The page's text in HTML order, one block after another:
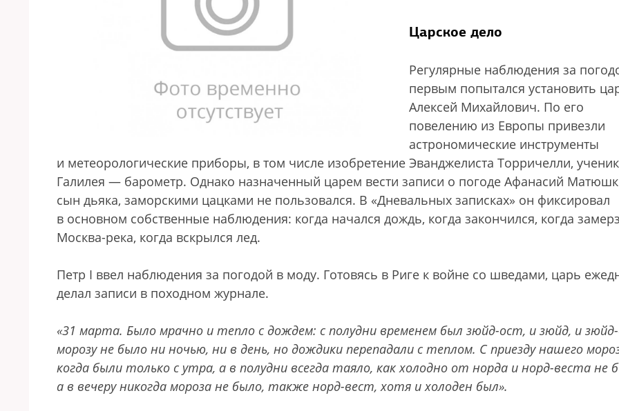
Царское дело
Регулярные наблюдения за
первым попытался установить
Алексей Михайлович. По его
повелению из Европы привезли
астрономические инструменты
и метеорологические приборы, в том числе изобретение Эванджелиста Торричелли,
Галилея — барометр. Однако назначенный царем вести записи о погоде Афанасий
сын дьяка, заморскими цацками не пользовался. В «Дневальных записках» он фиксировал
в основном собственные наблюдения: когда начался дождь, когда закончился, когда
Москва-река, когда вскрылся лед.
Петр I ввел наблюдения за погодой в моду. Готовясь в Риге к войне со шведами, царь
делал записи в походном журнале.
«31 марта. Было мрачно и тепло с дождем: с полудни временем был зюйд-ост, и зюйд, и
морозу не было ни ночью, ни в день, но дождики перепадали с теплом. С приезду нашего
когда были только с утра, а в полудни всегда таяло, как холодно от норда и норд-веста не
а в вечеру никогда мороза не было, также норд-вест, хотя и холоден был».